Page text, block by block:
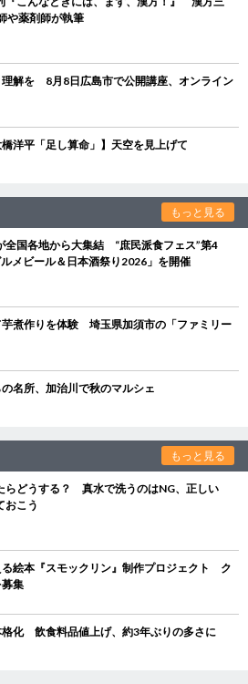
や薬剤師が執筆
解を 8月8日広島市で公開講座、オンライン
洋平「足し算命」】天空を見上げて
もっと見る
全国各地から大集結 “庶民派食フェス”第4
メビール＆日本酒祭り2026」を開催
煮作りを体験 埼玉県加須市の「ファミリー
名所、加治川で秋のマルシェ
もっと見る
らどうする？ 真水で洗うのはNG、正しい
おこう
絵本『スモックリン』制作プロジェクト ク
集
格化 飲食料品値上げ、約3年ぶりの多さに